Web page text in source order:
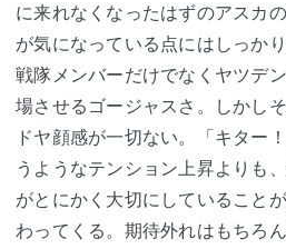
に来れなくなったはずのアスカ
が気になっている点にはしっか
戦隊メンバーだけでなくヤツデ
場させるゴージャスさ。しかし
ドヤ顔感が一切ない。「キター
うようなテンション上昇よりも
がとにかく大切にしていること
わってくる。期待外れはもちろ